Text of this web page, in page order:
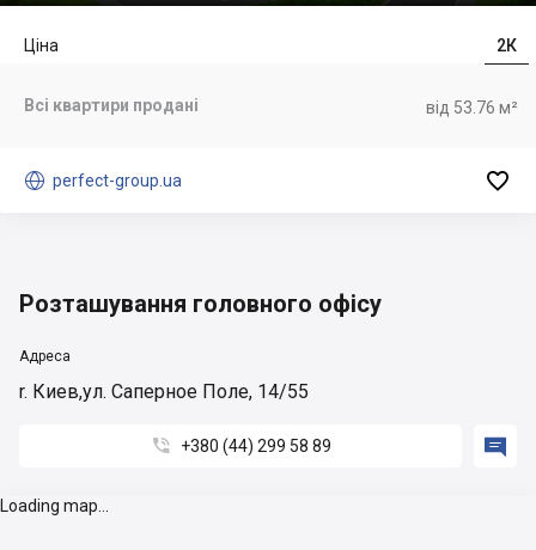
2К
Ціна
від 53.76 м²
Всі квартири продані
 perfect-group.ua 
Розташування головного офісу
Адреса
r. Киев,ул. Саперное Поле, 14/55
 +380 (44) 299 58 89 
Loading map...